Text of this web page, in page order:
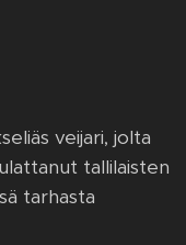
veijari, jolta
tallilaisten
tarhasta